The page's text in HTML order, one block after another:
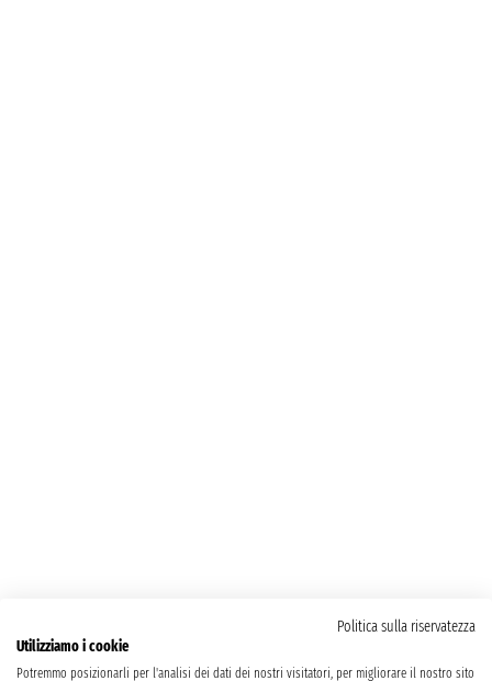
Politica sulla riservatezza
Utilizziamo i cookie
Potremmo posizionarli per l'analisi dei dati dei nostri visitatori, per migliorare il nostro sito